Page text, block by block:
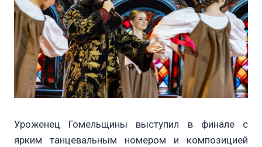
Уроженец Гомельщины выступил в финале с
ярким танцевальным номером и композицией